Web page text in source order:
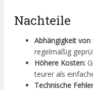
Nachteile
Abhängigkeit von
regelmäßig
Höhere Kosten:
teurer als
Technische